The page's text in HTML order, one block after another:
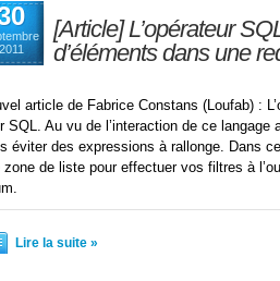
2011
[Article] L’opérateur
d’éléments dans une
article de Fabrice Constans (Loufab) :
SQL. Au vu de l’interaction de ce
éviter des expressions à rallonge. Dans
zone de liste pour effectuer vos filtres à
Lire la suite »